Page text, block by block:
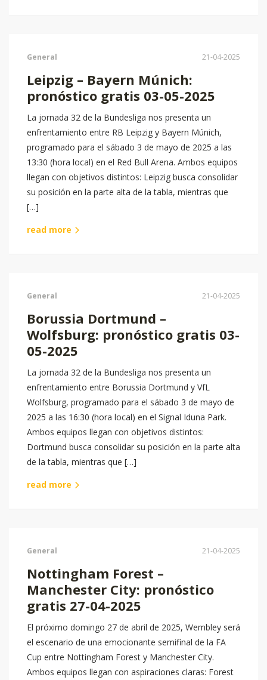
General 21-04-2025
Leipzig – Bayern Múnich:
pronóstico gratis 03-05-2025
La jornada 32 de la Bundesliga nos presenta un
enfrentamiento entre RB Leipzig y Bayern Múnich,
programado para el sábado 3 de mayo de 2025 a las
13:30 (hora local) en el Red Bull Arena. Ambos equipos
llegan con objetivos distintos: Leipzig busca consolidar
su posición en la parte alta de la tabla, mientras que
[…]
read more
General 21-04-2025
Borussia Dortmund –
Wolfsburg: pronóstico gratis 03-
05-2025
La jornada 32 de la Bundesliga nos presenta un
enfrentamiento entre Borussia Dortmund y VfL
Wolfsburg, programado para el sábado 3 de mayo de
2025 a las 16:30 (hora local) en el Signal Iduna Park.
Ambos equipos llegan con objetivos distintos:
Dortmund busca consolidar su posición en la parte alta
de la tabla, mientras que […]
read more
General 21-04-2025
Nottingham Forest –
Manchester City: pronóstico
gratis 27-04-2025
El próximo domingo 27 de abril de 2025, Wembley será
el escenario de una emocionante semifinal de la FA
Cup entre Nottingham Forest y Manchester City.
Ambos equipos llegan con aspiraciones claras: Forest